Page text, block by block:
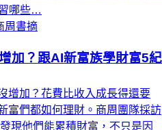
哪些…
周書摘
加？跟AI新富族學財富5紀
增加？花費比收入成長得還要
富們都如何理財。商周團隊採訪
現他們能累積財富，不只是因